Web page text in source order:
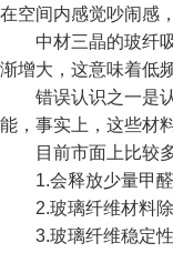
在空间内感觉吵闹感
中材三晶的玻纤
渐增大，这意味着低
错误认识之一是
能，事实上，这些材
目前市面上比较
1.会释放少量甲
2.玻璃纤维材料
3.玻璃纤维稳定